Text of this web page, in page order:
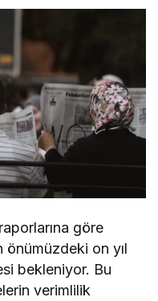
göre
önümüzdeki on yıl
bekleniyor. Bu
verimlilik